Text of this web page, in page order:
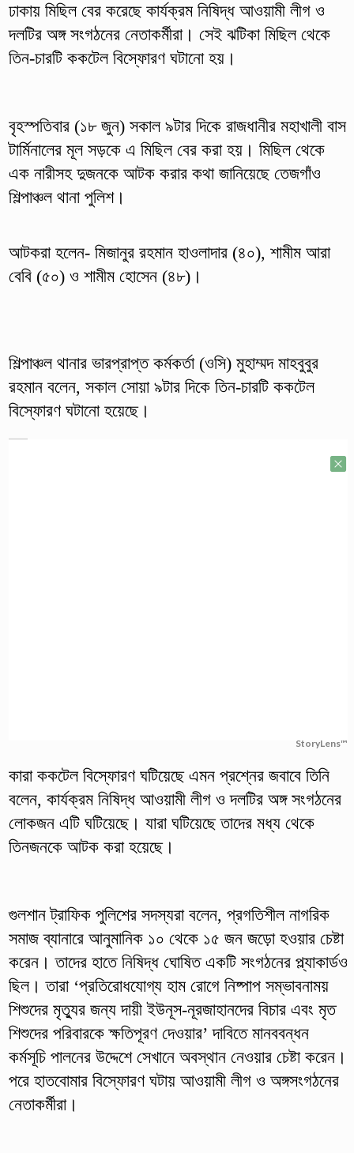
ঢাকায় মিছিল বের করেছে কার্যক্রম নিষিদ্ধ আওয়ামী লীগ ও
দলটির অঙ্গ সংগঠনের নেতাকর্মীরা। সেই ঝটিকা মিছিল থেকে
তিন-চারটি ককটেল বিস্ফোরণ ঘটানো হয়।
বৃহস্পতিবার (১৮ জুন) সকাল ৯টার দিকে রাজধানীর মহাখালী বাস
টার্মিনালের মূল সড়কে এ মিছিল বের করা হয়। মিছিল থেকে
এক নারীসহ দুজনকে আটক করার কথা জানিয়েছে তেজগাঁও
শিল্পাঞ্চল থানা পুলিশ।
আটকরা হলেন- মিজানুর রহমান হাওলাদার (৪০), শামীম আরা
বেবি (৫০) ও শামীম হোসেন (৪৮)।
শিল্পাঞ্চল থানার ভারপ্রাপ্ত কর্মকর্তা (ওসি) মুহাম্মদ মাহবুবুর
রহমান বলেন, সকাল সোয়া ৯টার দিকে তিন-চার‍টি ককটেল
বিস্ফোরণ ঘটানো হয়েছে।
StoryLens™
কারা ককটেল বিস্ফোরণ ঘটিয়েছে এমন প্রশ্নের জবাবে তিনি
বলেন, কার্যক্রম নিষিদ্ধ আওয়ামী লীগ ও দলটির অঙ্গ সংগঠনের
লোকজন এটি ঘটিয়েছে। যারা ঘটিয়েছে তাদের মধ্য থেকে
তিনজনকে আটক করা হয়েছে।
গুলশান ট্রাফিক পুলিশের সদস্যরা বলেন, প্রগতিশীল নাগরিক
সমাজ ব্যানারে আনুমানিক ১০ থেকে ১৫ জন জড়ো হওয়ার চেষ্টা
করেন। তাদের হাতে নিষিদ্ধ ঘোষিত একটি সংগঠনের প্ল্যাকার্ডও
ছিল। তারা ‘প্রতিরোধযোগ্য হাম রোগে নিষ্পাপ সম্ভাবনাময়
শিশুদের মৃত্যুর জন্য দায়ী ইউনূস-নূরজাহানদের বিচার এবং মৃত
শিশুদের পরিবারকে ক্ষতিপূরণ দেওয়ার’ দাবিতে মানববন্ধন
কর্মসূচি পালনের উদ্দেশে সেখানে অবস্থান নেওয়ার চেষ্টা করেন।
পরে হাতবোমার বিস্ফোরণ ঘটায় আওয়ামী লীগ ও অঙ্গসংগঠনের
নেতাকর্মীরা।